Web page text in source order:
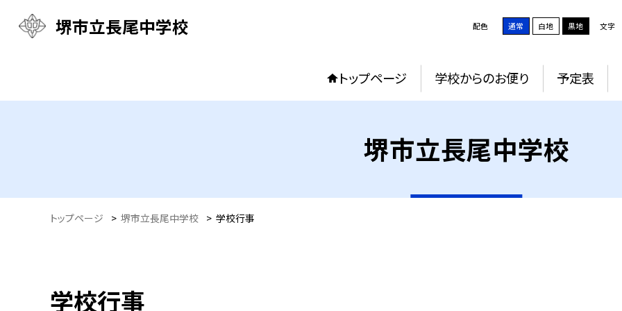
堺市立長尾中学校 配色 通常 白地 黒地 文字
トップページ 学校からのお便り 予定表
堺市立長尾中学校
トップページ > 堺市立長尾中学校 > 学校行事
学校行事